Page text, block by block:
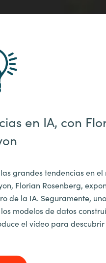
en IA, con
grandes tendencias en
Florian Rosenberg,
de la IA. Seguramente,
modelos de datos
el vídeo para